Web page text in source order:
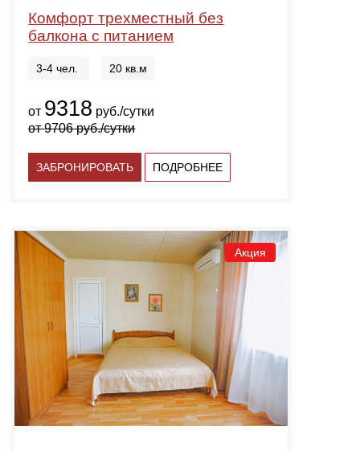
Комфорт трехместный без
балкона с питанием
3-4 чел. 20 кв.м
от 9318 руб./сутки
от9706руб./сутки
ЗАБРОНИРОВАТЬ ПОДРОБНЕЕ
Акция